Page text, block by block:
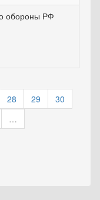
обороны РФ
28 29
30
…